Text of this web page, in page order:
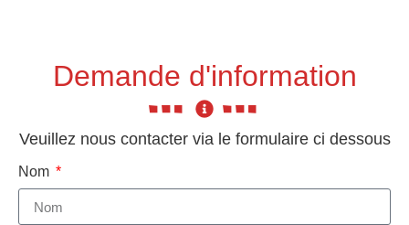
Demande d'information
Veuillez nous contacter via le formulaire ci dessous
Nom